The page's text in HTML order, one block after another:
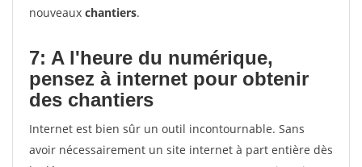
nouveaux chantiers.
7: A l'heure du numérique,
pensez à internet pour obtenir
des chantiers
Internet est bien sûr un outil incontournable. Sans
avoir nécessairement un site internet à part entière dès